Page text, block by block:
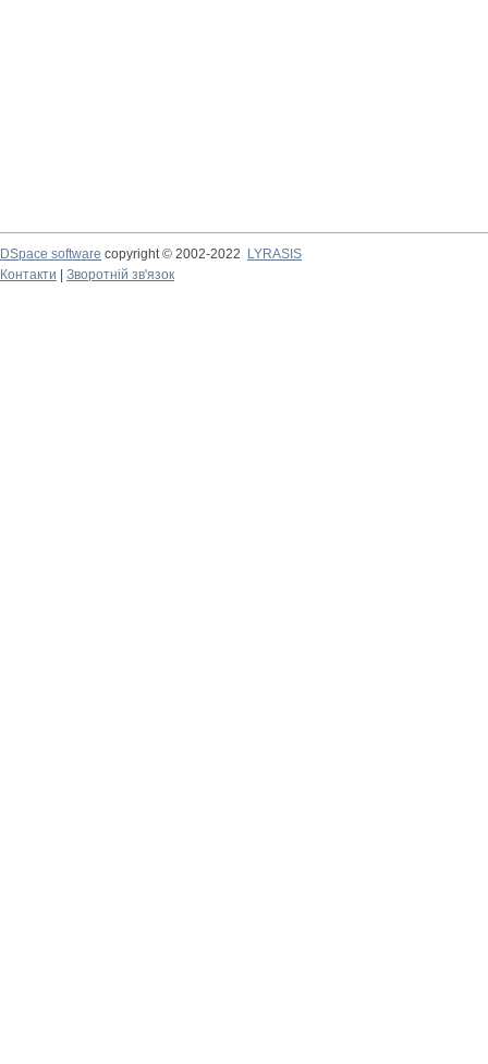
DSpace software copyright © 2002-2022
LYRASIS
Контакти
Зворотній зв'язок